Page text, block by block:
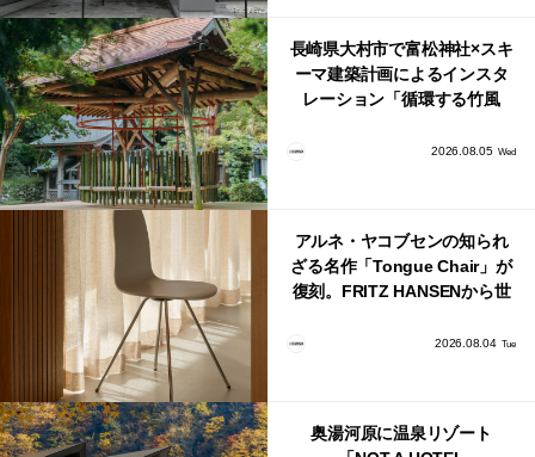
長崎県大村市で富松神社×スキ
ーマ建築計画によるインスタ
レーション「循環する竹風
2026.08.05 Wed
アルネ・ヤコブセンの知られ
ざる名作「Tongue Chair」が
復刻。FRITZ HANSENから世
2026.08.04 Tue
奥湯河原に温泉リゾート